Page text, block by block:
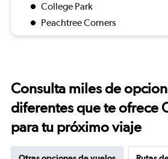
College Park
Peachtree Corners
Consulta miles de
diferentes que te ofrece
para tu próximo viaje